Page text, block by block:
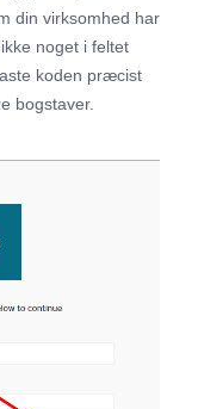
din virksomhed har
noget i feltet
koden præcist
bogstaver.